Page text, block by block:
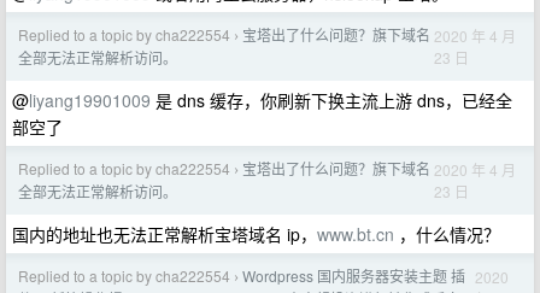
Replied to a topic by cha222554 › 宝塔出了什么问题？旗下域名
全部无法正常解析访问。
2020 年 4 月
23 日
@liyang19901009 是 dns 缓存，你刷新下换主流上游 dns，已经全
部空了
Replied to a topic by cha222554 › 宝塔出了什么问题？旗下域名
全部无法正常解析访问。
2020 年 4 月
23 日
国内的地址也无法正常解析宝塔域名 ip， www.bt.cn ，什么情况？
Replied to a topic by cha222554 › Wordpress 国内服务器安装主题 插 2020